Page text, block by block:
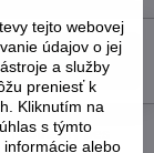
Strážny pes
tejto webovej
údajov o jej
a služby
preniesť k
Kliknutím na
s týmto
alebo